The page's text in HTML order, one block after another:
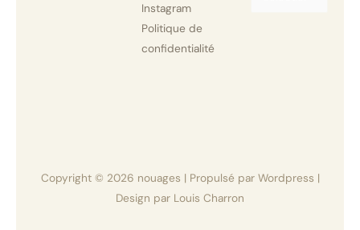
Instagram
Politique de
confidentialité
Copyright © 2026 nouages | Propulsé par Wordpress |
Design par Louis Charron